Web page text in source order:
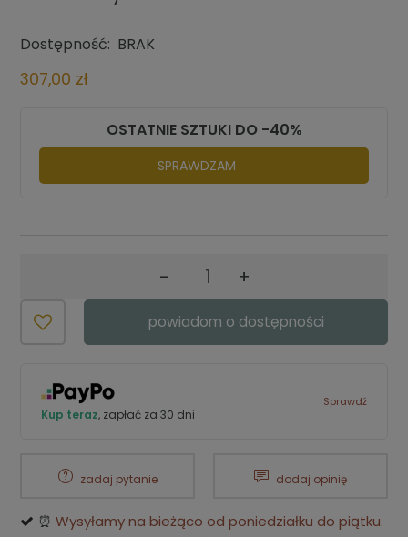
Dostępność: BRAK
307,00 zł
OSTATNIE SZTUKI DO -40%
SPRAWDZAM
- +
powiadom o dostępności
Kup teraz, zapłać za 30 dni
Sprawdź
zadaj pytanie dodaj opinię
⏰ Wysyłamy na bieżąco od poniedziałku do piątku.